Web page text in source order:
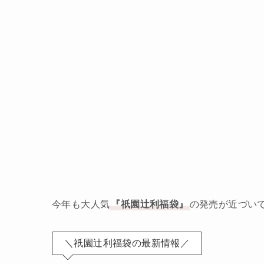
今年も大人気 『祇園辻利福袋』 の発売が近づい
＼祇園辻利福袋の最新情報／